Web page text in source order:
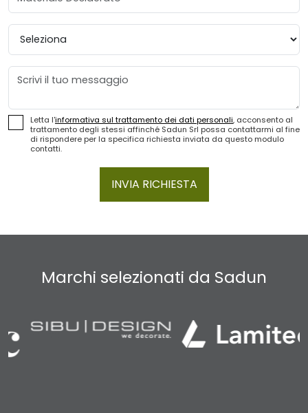
Provincia
Messaggio
Letta l'informativa sul trattamento dei dati personali, acconsento al
trattamento degli stessi affinché Sadun Srl possa contattarmi al fine
di rispondere per la specifica richiesta inviata da questo modulo
contatti.
INVIA RICHIESTA
Marchi selezionati da Sadun